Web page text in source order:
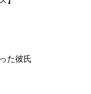
た彼氏